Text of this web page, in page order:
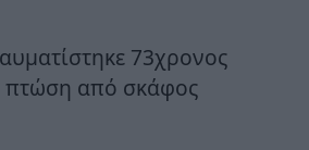
73χρονος
πτώση από σκάφος